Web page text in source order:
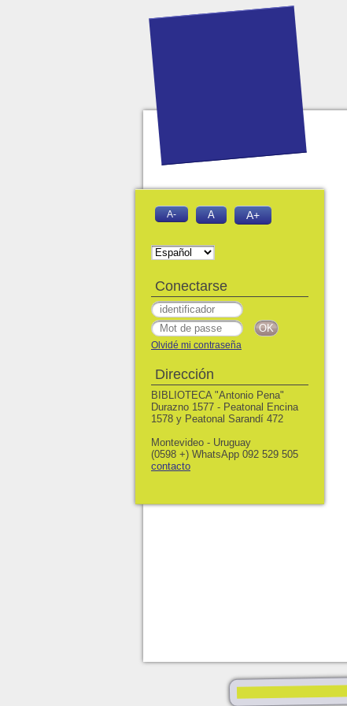
A- A A+
Conectarse
Olvidé mi contraseña
Dirección
BIBLIOTECA "Antonio Pena"
Durazno 1577 - Peatonal Encina
1578 y Peatonal Sarandí 472
Montevideo - Uruguay
(0598 +) WhatsApp 092 529 505
contacto